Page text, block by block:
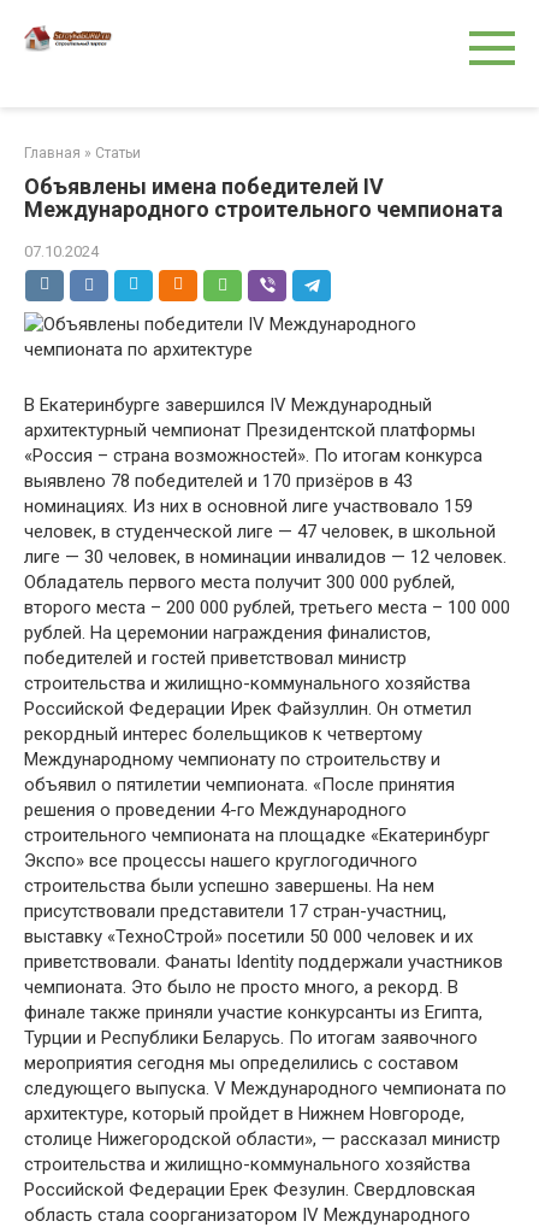
Главная » Статьи
Объявлены имена победителей IV
Международного строительного чемпионата
07.10.2024
В Екатеринбурге завершился IV Международный
архитектурный чемпионат Президентской платформы
«Россия – страна возможностей». По итогам конкурса
выявлено 78 победителей и 170 призёров в 43
номинациях. Из них в основной лиге участвовало 159
человек, в студенческой лиге — 47 человек, в школьной
лиге — 30 человек, в номинации инвалидов — 12 человек.
Обладатель первого места получит 300 000 рублей,
второго места – 200 000 рублей, третьего места – 100 000
рублей. На церемонии награждения финалистов,
победителей и гостей приветствовал министр
строительства и жилищно-коммунального хозяйства
Российской Федерации Ирек Файзуллин. Он отметил
рекордный интерес болельщиков к четвертому
Международному чемпионату по строительству и
объявил о пятилетии чемпионата. «После принятия
решения о проведении 4-го Международного
строительного чемпионата на площадке «Екатеринбург
Экспо» все процессы нашего круглогодичного
строительства были успешно завершены. На нем
присутствовали представители 17 стран-участниц,
выставку «ТехноСтрой» посетили 50 000 человек и их
приветствовали. Фанаты Identity поддержали участников
чемпионата. Это было не просто много, а рекорд. В
финале также приняли участие конкурсанты из Египта,
Турции и Республики Беларусь. По итогам заявочного
мероприятия сегодня мы определились с составом
следующего выпуска. V Международного чемпионата по
архитектуре, который пройдет в Нижнем Новгороде,
столице Нижегородской области», — рассказал министр
строительства и жилищно-коммунального хозяйства
Российской Федерации Ерек Фезулин. Свердловская
область стала соорганизатором IV Международного